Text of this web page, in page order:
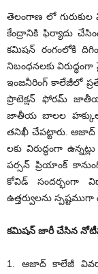
తెలంగాణ లో
కేంద్రానికి ఫిర్యాదు
కమిషన్ రంగంలోకి
నిబంధనలకు
ఇంజనీరింగ్ కాలేజీలో
ప్రొటెక్షన్ ఫోరమ్
జాతీయ బాలల హక్కుల
తనిఖీ చేపట్టారు. ఆజాద్
లకు విరుద్ధంగా
పర్సన్ ప్రియాంక్
కోవిడ్ సందర్భంగా
ఉత్తర్వులను
కమిషన్ జారీ చేసిన
1. ఆజాద్ కాలేజీ